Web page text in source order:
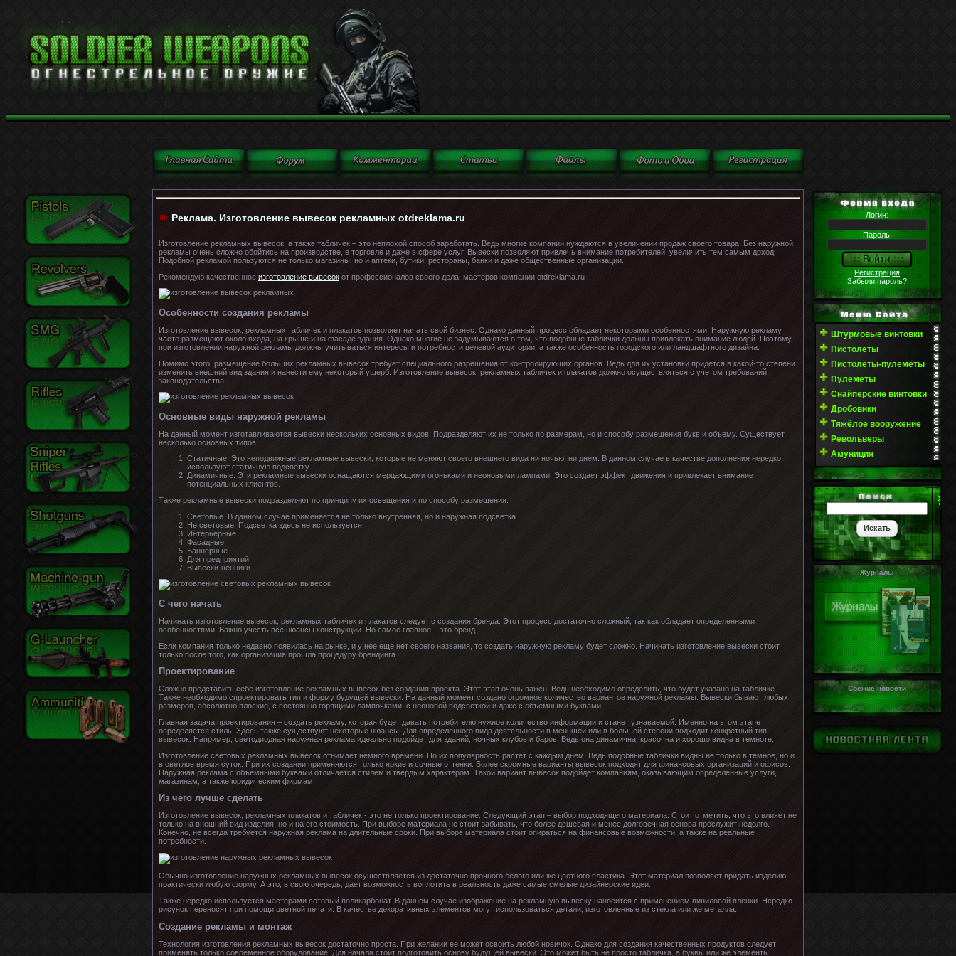
Реклама. Изготовление вывесок рекламных otdreklama.ru
Изготовление рекламных вывесок, а также табличек – это неплохой способ заработать. Ведь многие компании нуждаются в увеличении продаж своего товара. Без наружной
рекламы очень сложно обойтись на производстве, в торговле и даже в сфере услуг. Вывески позволяют привлечь внимание потребителей, увеличить тем самым доход.
Подобной рекламой пользуются не только магазины, но и аптеки, бутики, рестораны, банки и даже общественные организации.
Рекомендую качественное изготовление вывесок от профессионалов своего дела, мастеров компании otdreklama.ru .
Особенности создания рекламы
Изготовление вывесок, рекламных табличек и плакатов позволяет начать свой бизнес. Однако данный процесс обладает некоторыми особенностями. Наружную рекламу
часто размещают около входа, на крыше и на фасаде здания. Однако многие не задумываются о том, что подобные таблички должны привлекать внимание людей. Поэтому
при изготовлении наружной рекламы должны учитываться интересы и потребности целевой аудитории, а также особенность городского или ландшафтного дизайна.
Помимо этого, размещение больших рекламных вывесок требует специального разрешения от контролирующих органов. Ведь для их установки придется в какой-то степени
изменить внешний вид здания и нанести ему некоторый ущерб. Изготовление вывесок, рекламных табличек и плакатов должно осуществляться с учетом требований
законодательства.
Основные виды наружной рекламы
На данный момент изготавливаются вывески нескольких основных видов. Подразделяют их не только по размерам, но и способу размещения букв и объему. Существует
несколько основных типов:
Статичные. Это неподвижные рекламные вывески, которые не меняют своего внешнего вида ни ночью, ни днем. В данном случае в качестве дополнения нередко
используют статичную подсветку.
Динамичные. Эти рекламные вывески оснащаются мерцающими огоньками и неоновыми лампами. Это создает эффект движения и привлекает внимание
потенциальных клиентов.
Также рекламные вывески подразделяют по принципу их освещения и по способу размещения:
Световые. В данном случае применяется не только внутренняя, но и наружная подсветка.
Не световые. Подсветка здесь не используется.
Интерьерные.
Фасадные.
Баннерные.
Для предприятий.
Вывески-ценники.
С чего начать
Начинать изготовление вывесок, рекламных табличек и плакатов следует с создания бренда. Этот процесс достаточно сложный, так как обладает определенными
особенностями. Важно учесть все нюансы конструкции. Но самое главное – это бренд.
Если компания только недавно появилась на рынке, и у нее еще нет своего названия, то создать наружную рекламу будет сложно. Начинать изготовление вывески стоит
только после того, как организация прошла процедуру брендинга.
Проектирование
Сложно представить себе изготовление рекламных вывесок без создания проекта. Этот этап очень важен. Ведь необходимо определить, что будет указано на табличке.
Также необходимо спроектировать тип и форму будущей вывески. На данный момент создано огромное количество вариантов наружной рекламы. Вывески бывают любых
размеров, абсолютно плоские, с постоянно горящими лампочками, с неоновой подсветкой и даже с объемными буквами.
Главная задача проектирования – создать рекламу, которая будет давать потребителю нужное количество информации и станет узнаваемой. Именно на этом этапе
определяется стиль. Здесь также существуют некоторые нюансы. Для определенного вида деятельности в меньшей или в большей степени подходит конкретный тип
вывесок. Например, светодиодная наружная реклама идеально подойдет для зданий, ночных клубов и баров. Ведь она динамична, красочна и хорошо видна в темноте.
Изготовление световых рекламных вывесок отнимает немного времени. Но их популярность растет с каждым днем. Ведь подобные таблички видны не только в темное, но и
в светлое время суток. При их создании применяются только яркие и сочные оттенки. Более скромные варианты вывесок подходят для финансовых организаций и офисов.
Наружная реклама с объемными буквами отличается стилем и твердым характером. Такой вариант вывесок подойдет компаниям, оказывающим определенные услуги,
магазинам, а также юридическим фирмам.
Из чего лучше сделать
Изготовление вывесок, рекламных плакатов и табличек - это не только проектирование. Следующий этап – выбор подходящего материала. Стоит отметить, что это влияет не
только на внешний вид изделия, но и на его стоимость. При выборе материала не стоит забывать, что более дешевая и менее долговечная основа прослужит недолго.
Конечно, не всегда требуется наружная реклама на длительные сроки. При выборе материала стоит опираться на финансовые возможности, а также на реальные
потребности.
Обычно изготовление наружных рекламных вывесок осуществляется из достаточно прочного белого или же цветного пластика. Этот материал позволяет придать изделию
практически любую форму. А это, в свою очередь, дает возможность воплотить в реальность даже самые смелые дизайнерские идеи.
Также нередко используется мастерами сотовый поликарбонат. В данном случае изображение на рекламную вывеску наносится с применением виниловой пленки. Нередко
рисунок переносят при помощи цветной печати. В качестве декоративных элементов могут использоваться детали, изготовленные из стекла или же металла.
Создание рекламы и монтаж
Технология изготовления рекламных вывесок достаточно проста. При желании ее может освоить любой новичок. Однако для создания качественных продуктов следует
применять только современное оборудование. Для начала стоит подготовить основу будущей вывески. Это может быть не просто табличка, а буквы или же элементы
Логин:
Пароль:
Регистрация
Забыли пароль?
Штурмовые винтовки
Пистолеты
Пистолеты-пулемёты
Пулемёты
Снайперские винтовки
Дробовики
Тяжёлое вооружение
Револьверы
Амуниция
Журналы
Свежие новости